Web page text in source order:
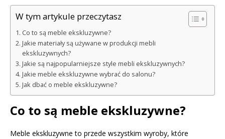
W tym artykule przeczytasz
Co to są meble ekskluzywne?
Jakie materiały są używane w produkcji mebli
ekskluzywnych?
Jakie są najpopularniejsze style mebli ekskluzywnych?
Jakie meble ekskluzywne wybrać do salonu?
Jak dbać o meble ekskluzywne?
Co to są meble ekskluzywne?
Meble ekskluzywne to przede wszystkim wyroby, które